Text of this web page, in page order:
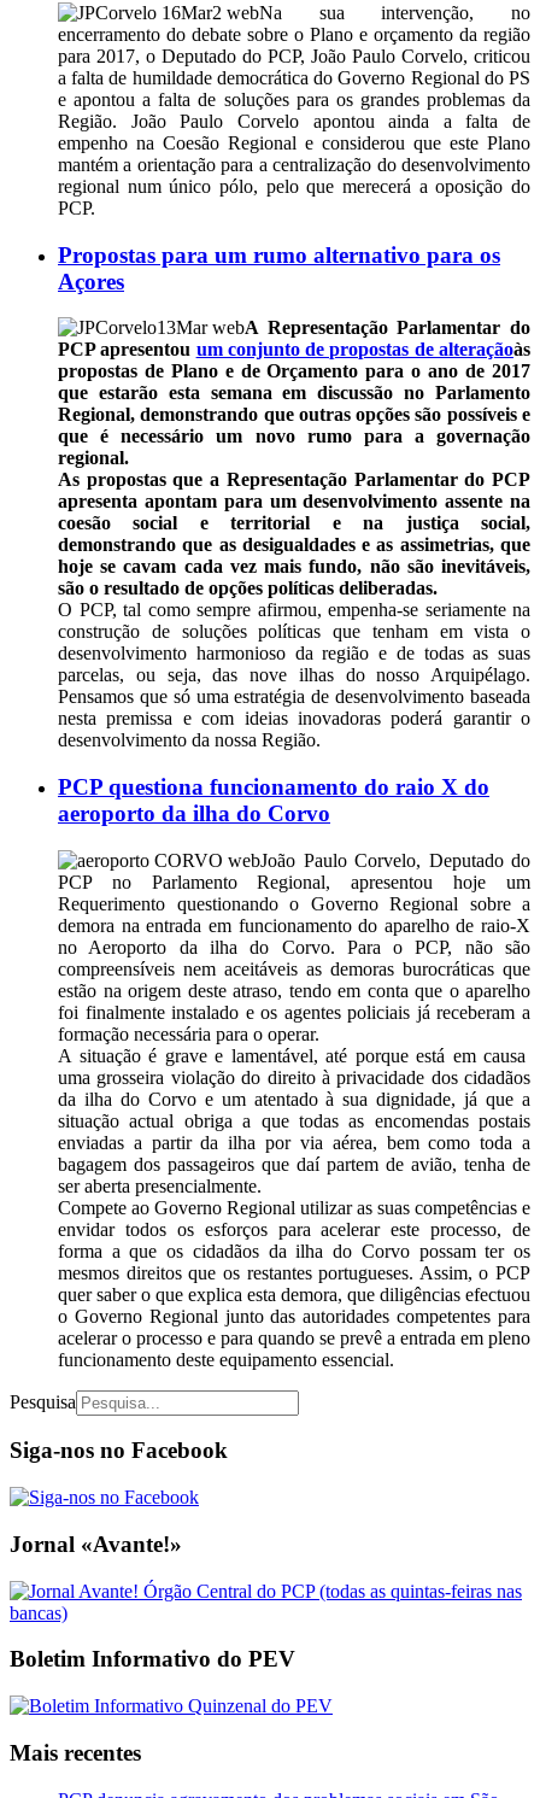
Na sua intervenção, no
encerramento do debate sobre o Plano e orçamento da região
para 2017, o Deputado do PCP, João Paulo Corvelo, criticou
a falta de humildade democrática do Governo Regional do PS
e apontou a falta de soluções para os grandes problemas da
Região. João Paulo Corvelo apontou ainda a falta de
empenho na Coesão Regional e considerou que este Plano
mantém a orientação para a centralização do desenvolvimento
regional num único pólo, pelo que merecerá a oposição do
PCP.
Propostas para um rumo alternativo para os
Açores
A Representação Parlamentar do
PCP apresentou um conjunto de propostas de alteraçãoàs
propostas de Plano e de Orçamento para o ano de 2017
que estarão esta semana em discussão no Parlamento
Regional, demonstrando que outras opções são possíveis e
que é necessário um novo rumo para a governação
regional.
As propostas que a Representação Parlamentar do PCP
apresenta apontam para um desenvolvimento assente na
coesão social e territorial e na justiça social,
demonstrando que as desigualdades e as assimetrias, que
hoje se cavam cada vez mais fundo, não são inevitáveis,
são o resultado de opções políticas deliberadas.
O PCP, tal como sempre afirmou, empenha-se seriamente na
construção de soluções políticas que tenham em vista o
desenvolvimento harmonioso da região e de todas as suas
parcelas, ou seja, das nove ilhas do nosso Arquipélago.
Pensamos que só uma estratégia de desenvolvimento baseada
nesta premissa e com ideias inovadoras poderá garantir o
desenvolvimento da nossa Região.
PCP questiona funcionamento do raio X do
aeroporto da ilha do Corvo
João Paulo Corvelo, Deputado do
PCP no Parlamento Regional, apresentou hoje um
Requerimento questionando o Governo Regional sobre a
demora na entrada em funcionamento do aparelho de raio-X
no Aeroporto da ilha do Corvo. Para o PCP, não são
compreensíveis nem aceitáveis as demoras burocráticas que
estão na origem deste atraso, tendo em conta que o aparelho
foi finalmente instalado e os agentes policiais já receberam a
formação necessária para o operar.
A situação é grave e lamentável, até porque está em causa
uma grosseira violação do direito à privacidade dos cidadãos
da ilha do Corvo e um atentado à sua dignidade, já que a
situação actual obriga a que todas as encomendas postais
enviadas a partir da ilha por via aérea, bem como toda a
bagagem dos passageiros que daí partem de avião, tenha de
ser aberta presencialmente.
Compete ao Governo Regional utilizar as suas competências e
envidar todos os esforços para acelerar este processo, de
forma a que os cidadãos da ilha do Corvo possam ter os
mesmos direitos que os restantes portugueses. Assim, o PCP
quer saber o que explica esta demora, que diligências efectuou
o Governo Regional junto das autoridades competentes para
acelerar o processo e para quando se prevê a entrada em pleno
funcionamento deste equipamento essencial.
Pesquisa
Siga-nos no Facebook
Jornal «Avante!»
Boletim Informativo do PEV
Mais recentes